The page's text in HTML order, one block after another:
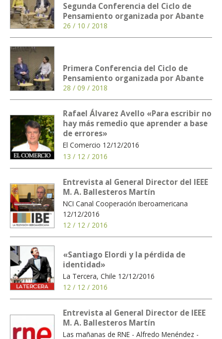
Segunda Conferencia del Ciclo de
Pensamiento organizada por Abante
26 / 10 / 2018
Primera Conferencia del Ciclo de
Pensamiento organizada por Abante
28 / 09 / 2018
Rafael Álvarez Avello «Para escribir no
hay más remedio que aprender a base
de errores»
El Comercio 12/12/2016
13 / 12 / 2016
Entrevista al General Director del IEEE
M. A. Ballesteros Martín
NCI Canal Cooperación Iberoamericana
12/12/2016
12 / 12 / 2016
«Santiago Elordi y la pérdida de
identidad»
La Tercera, Chile 12/12/2016
12 / 12 / 2016
Entrevista al General Director de IEEE
M. A. Ballesteros Martín
Las mañanas de RNE - Alfredo Menéndez -